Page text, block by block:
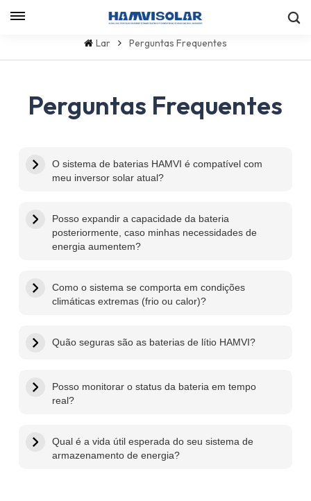
Lar Perguntas Frequentes
Perguntas Frequentes
O sistema de baterias HAMVI é compatível com
meu inversor solar atual?
Posso expandir a capacidade da bateria
posteriormente, caso minhas necessidades de
energia aumentem?
Como o sistema se comporta em condições
climáticas extremas (frio ou calor)?
Quão seguras são as baterias de lítio HAMVI?
Posso monitorar o status da bateria em tempo
real?
Qual é a vida útil esperada do seu sistema de
armazenamento de energia?